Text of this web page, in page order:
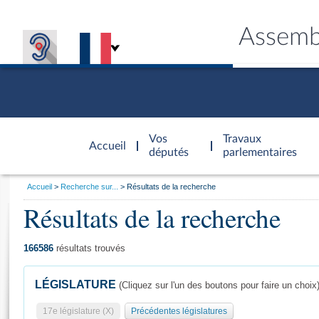
Accueil
d'accueil
Vos
députés
Travaux
parlementaires
Général
Vous
Accueil Recherche sur... Résultats de la recherche
Résultats de la recherche
166586 résultats trouvés
LÉGISLATURE (Cliquez sur l'un des boutons pour faire un choix)
17e législature (X) Précédentes législatures